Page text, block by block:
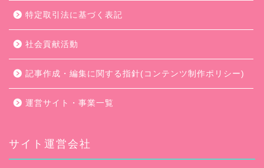
特定取引法に基づく表記
社会貢献活動
記事作成・編集に関する指針(コンテンツ制作ポリシー)
運営サイト・事業一覧
サイト運営会社